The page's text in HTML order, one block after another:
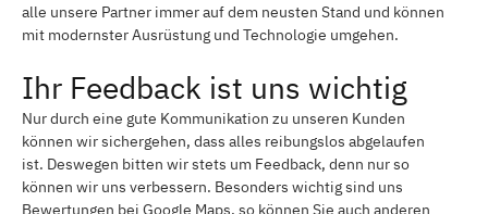
alle unsere Partner immer auf dem neusten Stand und können
mit modernster Ausrüstung und Technologie umgehen.
Ihr Feedback ist uns wichtig
Nur durch eine gute Kommunikation zu unseren Kunden
können wir sichergehen, dass alles reibungslos abgelaufen
ist. Deswegen bitten wir stets um Feedback, denn nur so
können wir uns verbessern. Besonders wichtig sind uns
Bewertungen bei Google Maps, so können Sie auch anderen